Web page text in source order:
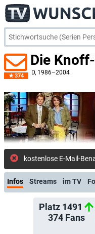
374
Die
D, 1986–2004
Infos Streams im TV
Platz 1491
374Fans